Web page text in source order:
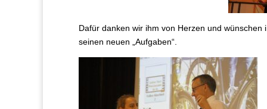
Dafür danken wir ihm von Herzen und
seinen neuen „Aufgaben“.